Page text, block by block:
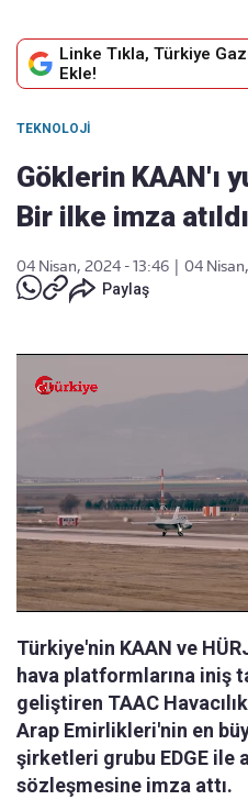
Linke Tıkla, Türkiye
Ekle!
TEKNOLOJI
Göklerin KAAN'ı
Bir ilke imza atıldı
04 Nisan, 2024 - 13:46
04
Paylaş
Türkiye'nin KAAN ve
hava platformlarına iniş
geliştiren TAAC
Arap Emirlikleri'nin en
şirketleri grubu EDGE ile
sözleşmesine imza attı.